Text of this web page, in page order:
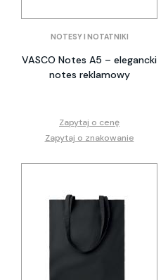
NOTESY I NOTATNIKI
VASCO Notes A5 – elegancki
notes reklamowy
Zapytaj o cenę
Zapytaj o znakowanie